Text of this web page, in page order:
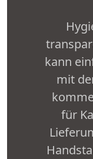
kann
mit
für